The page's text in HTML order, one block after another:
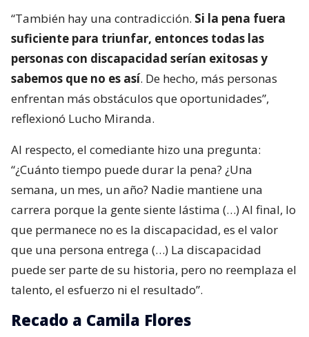
“También hay una contradicción. Si la pena fuera
suficiente para triunfar, entonces todas las
personas con discapacidad serían exitosas y
sabemos que no es así. De hecho, más personas
enfrentan más obstáculos que oportunidades”,
reflexionó Lucho Miranda.
Al respecto, el comediante hizo una pregunta:
“¿Cuánto tiempo puede durar la pena? ¿Una
semana, un mes, un año? Nadie mantiene una
carrera porque la gente siente lástima (…) Al final, lo
que permanece no es la discapacidad, es el valor
que una persona entrega (…) La discapacidad
puede ser parte de su historia, pero no reemplaza el
talento, el esfuerzo ni el resultado”.
Recado a Camila Flores